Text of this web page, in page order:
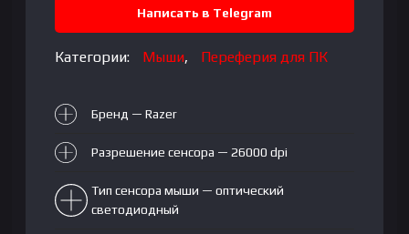
Razer
Chroma™
Написать в Telegram
Категории: Мыши, Переферия для ПК
Бренд — Razer
Разрешение сенсора — 26000 dpi
Тип сенсора мыши — оптический
светодиодный